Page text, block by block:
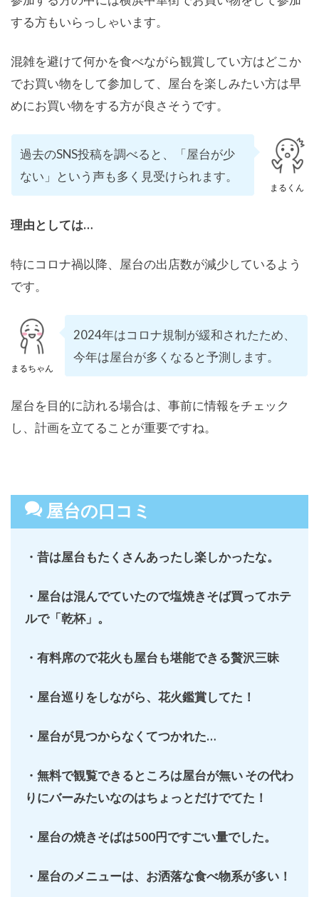
する方もいらっしゃいます。
混雑を避けて何かを食べながら観賞してい方はどこか
でお買い物をして参加して、屋台を楽しみたい方は早
めにお買い物をする方が良さそうです。
まるくん
過去のSNS投稿を調べると、「屋台が少
ない」という声も多く見受けられます。
理由としては…
特にコロナ禍以降、屋台の出店数が減少しているよう
です。
まるちゃん
2024年はコロナ規制が緩和されたため、
今年は屋台が多くなると予測します。
屋台を目的に訪れる場合は、事前に情報をチェック
し、計画を立てることが重要ですね。
屋台の口コミ
・昔は屋台もたくさんあったし楽しかったな。
・ 屋台は混んでていたので塩焼きそば買ってホテ
ルで「乾杯」。
・ 有料席ので花火も屋台も堪能できる贅沢三昧
・ 屋台巡りをしながら、花火鑑賞してた！
・ 屋台が見つからなくてつかれた…
・ 無料で観覧できるところは屋台が無い その代わ
りにバーみたいなのはちょっとだけでてた！
・ 屋台の焼きそばは500円ですごい量でした。
・屋台のメニューは、お洒落な食べ物系が多い！